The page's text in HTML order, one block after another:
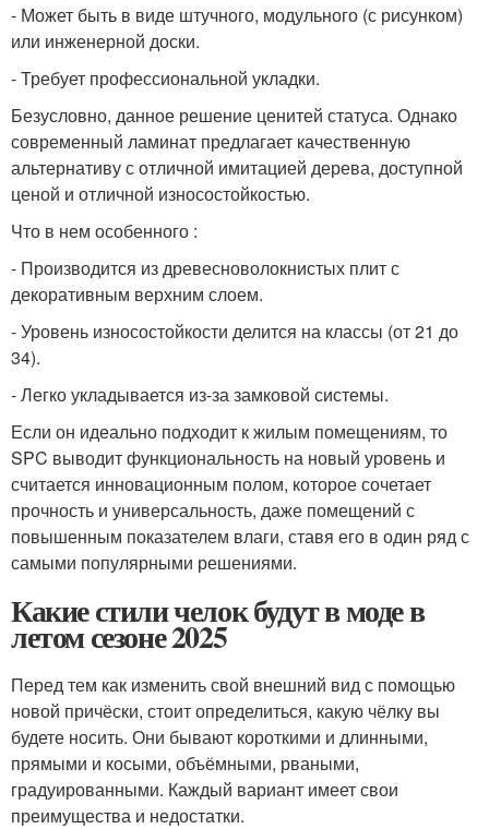
- Может быть в виде штучного, модульного (с рисунком)
или инженерной доски.
- Требует профессиональной укладки.
Безусловно, данное решение ценитей статуса. Однако
современный ламинат предлагает качественную
альтернативу с отличной имитацией дерева, доступной
ценой и отличной износостойкостью.
Что в нем особенного :
- Производится из древесноволокнистых плит с
декоративным верхним слоем.
- Уровень износостойкости делится на классы (от 21 до
34).
- Легко укладывается из-за замковой системы.
Если он идеально подходит к жилым помещениям, то
SPC выводит функциональность на новый уровень и
считается инновационным полом, которое сочетает
прочность и универсальность, даже помещений с
повышенным показателем влаги, ставя его в один ряд с
самыми популярными решениями.
Какие стили челок будут в моде в
летом сезоне 2025
Перед тем как изменить свой внешний вид с помощью
новой причёски, стоит определиться, какую чёлку вы
будете носить. Они бывают короткими и длинными,
прямыми и косыми, объёмными, рваными,
градуированными. Каждый вариант имеет свои
преимущества и недостатки.